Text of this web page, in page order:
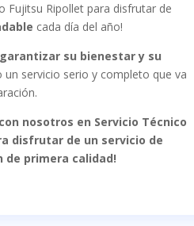
Fujitsu Ripollet para disfrutar de
cada día del año!
garantizar su bienestar y su
un servicio serio y completo que va
nosotros en Servicio Técnico
disfrutar de un servicio de
de primera calidad!